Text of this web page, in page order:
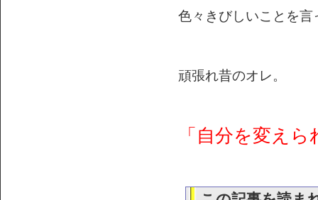
色々きびしいことを
頑張れ昔のオレ。
「自分を変え